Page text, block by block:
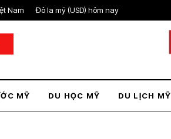
Nam Đô la mỹ (USD) hôm nay
MỸ DU HỌC MỸ DU LỊCH MỸ